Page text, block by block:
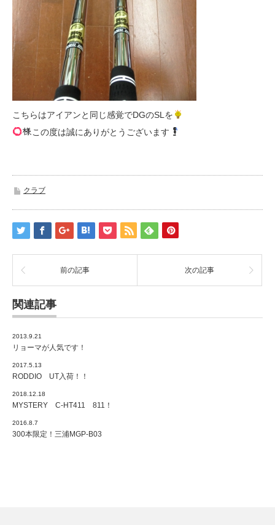
こちらはアイアンと同じ感覚でDGのSLを
この度は誠にありがとうございます
クラブ
前の記事 次の記事
関連記事
2013.9.21
リョーマが人気です！
2017.5.13
RODDIO UT入荷！！
2018.12.18
MYSTERY C-HT411 811！
2016.8.7
300本限定！三浦MGP-B03